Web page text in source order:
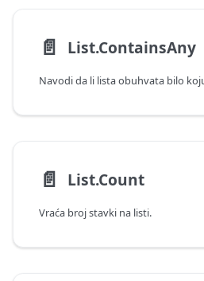
📄️ List.ContainsAny
Navodi da li lista obuhvata bilo
📄️ List.Count
Vraća broj stavki na listi.